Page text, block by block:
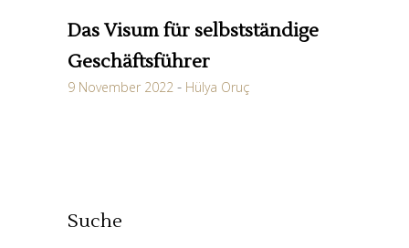
Das Visum für selbstständige
Geschäftsführer
9 November 2022 Hülya Oruç
Suche